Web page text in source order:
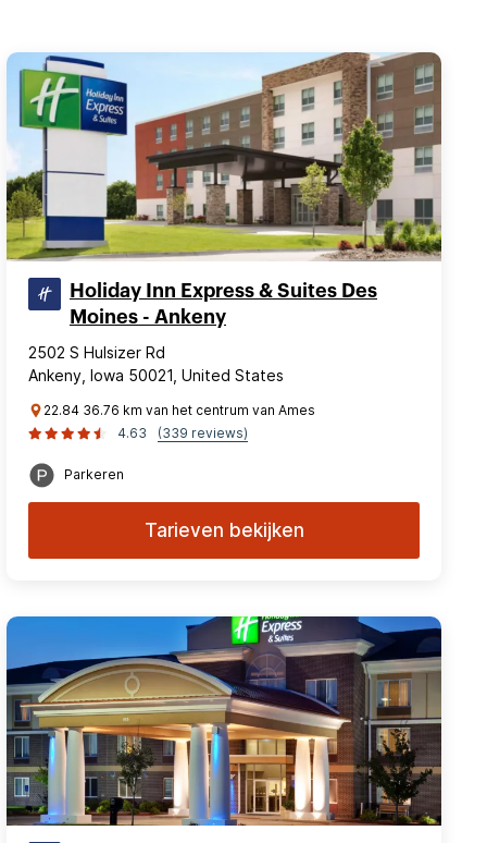
Holiday Inn Express & Suites Des
Moines - Ankeny
2502 S Hulsizer Rd
Ankeny, Iowa 50021, United States
22.84 36.76 km van het centrum van Ames
4.63
(339 reviews)
Parkeren
Tarieven bekijken